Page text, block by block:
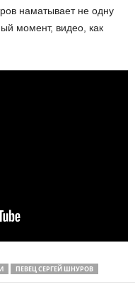
наматывает не одну
момент, видео, как
ПЕВЕЦ СЕРГЕЙ ШНУРОВ